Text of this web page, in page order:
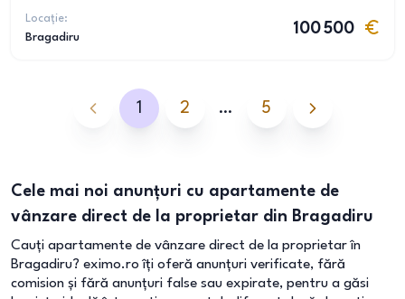
Locație:
Bragadiru
100 500
1 2 … 5
Cele mai noi anunțuri cu apartamente de
vânzare direct de la proprietar din Bragadiru
Cauți apartamente de vânzare direct de la proprietar în
Bragadiru? eximo.ro îți oferă anunțuri verificate, fără
comision și fără anunțuri false sau expirate, pentru a găsi